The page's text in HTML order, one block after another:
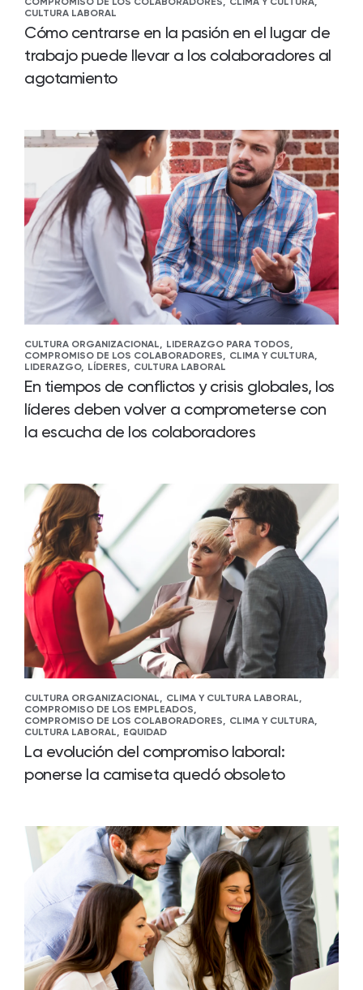
CULTURA LABORAL
Cómo centrarse en la pasión en el lugar de
trabajo puede llevar a los colaboradores al
agotamiento
CULTURA ORGANIZACIONAL, LIDERAZGO PARA TODOS,
COMPROMISO DE LOS COLABORADORES, CLIMA Y CULTURA,
LIDERAZGO, LÍDERES, CULTURA LABORAL
En tiempos de conflictos y crisis globales, los
líderes deben volver a comprometerse con
la escucha de los colaboradores
CULTURA ORGANIZACIONAL, CLIMA Y CULTURA LABORAL,
COMPROMISO DE LOS EMPLEADOS,
COMPROMISO DE LOS COLABORADORES, CLIMA Y CULTURA,
CULTURA LABORAL, EQUIDAD
La evolución del compromiso laboral:
ponerse la camiseta quedó obsoleto